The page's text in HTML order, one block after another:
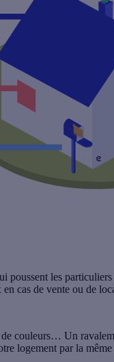
poussent les
en cas de vente ou de
de couleurs… Un
logement par la même